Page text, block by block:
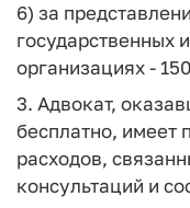
6) за
государственных
организациях -
3. Адвокат,
бесплатно, имеет
расходов,
консультаций и